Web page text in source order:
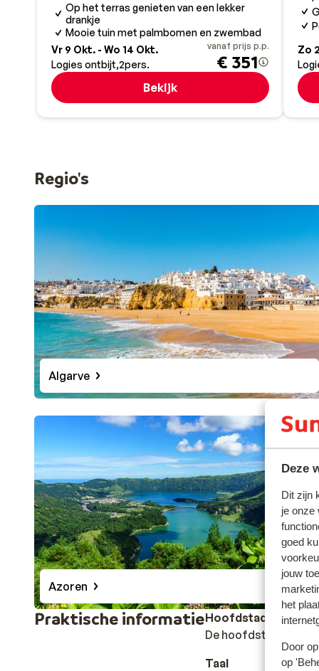
Deze
Dit zijn
je onze
goed
jouw
het
Door
op
Op het terras genieten van een lekker
drankje
Mooie tuin met palmbomen en zwembad
Vr 9 Okt. - Wo 14 Okt.
Logies ontbijt 2pers.
vanaf prijs p.p.
€ 351
Bekijk
Zo
Regio's
Algarve
Azoren
Praktische informatieHoofdstad
De hoofdstad van
Taal